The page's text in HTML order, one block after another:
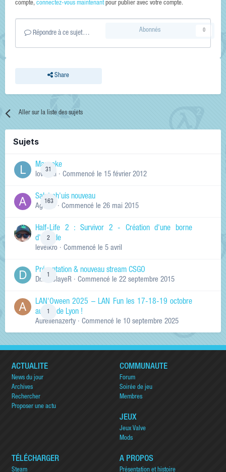
compte, connectez-vous maintenantpour publier avec votre compte.
Répondre à ce sujet…
Share
Abonnés 0
Aller sur la liste des sujets
Sujets
31
Manneke
lowskill · Commencé le 15 février 2012
163
Salut ch'uis nouveau
Ag0Nie · Commencé le 26 mai 2015
2
Half-Life 2 : Survivor 2 - Création d'une borne
d'arcade
levelkro · Commencé le 5 avril
1
Présentation & nouveau stream CSGO
Dr.KinSlayeR · Commencé le 22 septembre 2015
1
LAN'Oween 2025 – LAN Fun les 17-18-19 octobre
au sud de Lyon !
Aurelienazerty · Commencé le 10 septembre 2025
ACTUALITÉ
News du jour
Archives
Rechercher
Proposer une actu
COMMUNAUTÉ
Forum
Soirée de jeu
Membres
JEUX
Jeux Valve
Mods
TÉLÉCHARGER
Steam
A PROPOS
Présentation et histoire